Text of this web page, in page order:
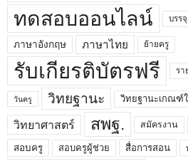
ทดสอบออนไลน์ บรร
ภาษาอังกฤษ ภาษาไทย ย้ายครู
รับเกียรติบัตรฟรี รา
วันครู วิทยฐานะ วิทยฐานะเกณฑ์
วิทยาศาสตร์ สพฐ. สมัครงาน
สอบครู สอบครูผู้ช่วย สื่อการสอน